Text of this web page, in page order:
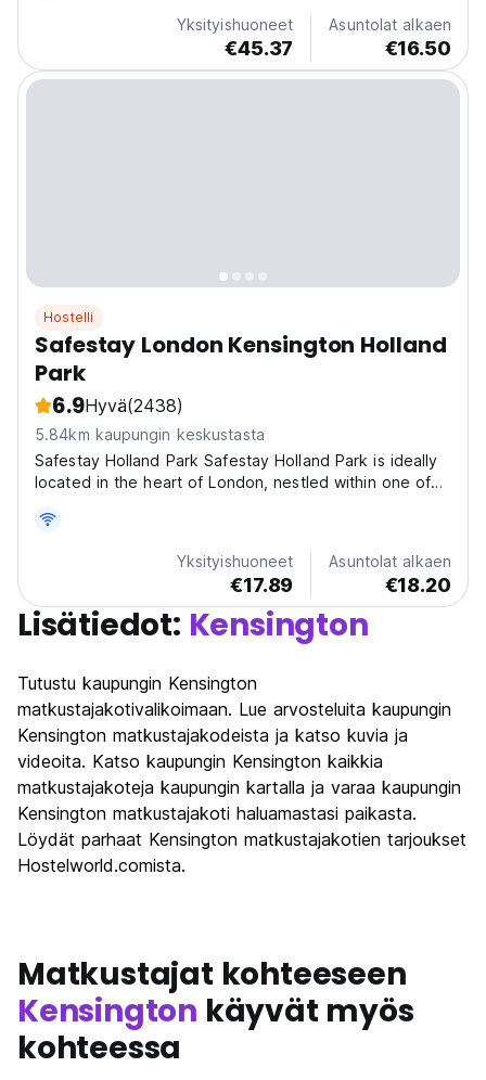
History Museum, Victoria & Albert, and Science
Museum. The hostel is...Yksityishuoneet
€45.37
Asuntolat alkaen
€16.50
Hostelli
Safestay London Kensington Holland
Park
6.9Hyvä(2438)
5.84km kaupungin keskustasta
Safestay Holland Park Safestay Holland Park is ideally
located in the heart of London, nestled within one of
hostel consists of 3 buildings, including the East Wing
of the park's original Jacobean building,...
Yksityishuoneet
€17.89
Asuntolat alkaen
€18.20
Lisätiedot: Kensington
Tutustu kaupungin Kensington
matkustajakotivalikoimaan. Lue arvosteluita kaupungin
Kensington matkustajakodeista ja katso kuvia ja
videoita. Katso kaupungin Kensington kaikkia
matkustajakoteja kaupungin kartalla ja varaa kaupungin
Kensington matkustajakoti haluamastasi paikasta.
Löydät parhaat Kensington matkustajakotien tarjoukset
Hostelworld.comista.
Matkustajat kohteeseen
Kensington käyvät myös
kohteessa